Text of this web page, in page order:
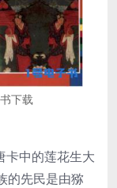
下载
卡中的莲花生大
的先民是由猕